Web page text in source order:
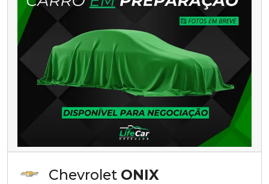
Chevrolet ONIX